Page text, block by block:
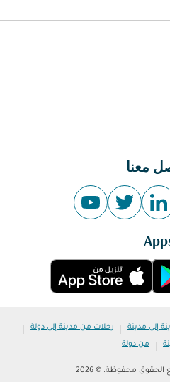
معنا
إلى مدينة | رحلات من مدينة إلى دولة |
| من دولة
الحقوق محفوظة. © 2026